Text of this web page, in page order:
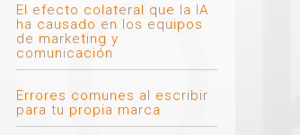
El efecto colateral que la IA
ha causado en los equipos
de marketing y
comunicación
Errores comunes al escribir
para tu propia marca